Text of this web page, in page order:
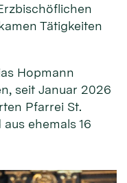
Tätigkeiten
Hopmann
seit Januar 2026
Pfarrei St.
ehemals 16